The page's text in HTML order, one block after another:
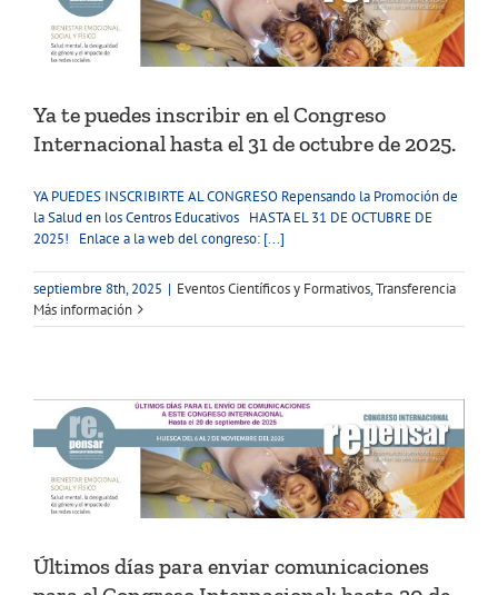
Ya te puedes inscribir en el Congreso
Internacional hasta el 31 de octubre de 2025.
YA PUEDES INSCRIBIRTE AL CONGRESO Repensando la Promoción de
la Salud en los Centros Educativos HASTA EL 31 DE OCTUBRE DE
2025! Enlace a la web del congreso: [...]
septiembre 8th, 2025 | Eventos Científicos y Formativos,Transferencia
Más información
Últimos días para enviar comunicaciones